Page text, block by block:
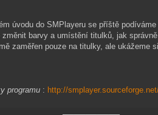
úvodu do SMPlayeru se příště
změnit barvy a umístění titulků, jak
zaměřen pouze na titulky, ale ukážeme
programu : http://